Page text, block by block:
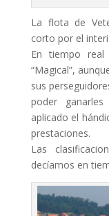
La flota de
corto por el
En tiempo
“Magical”,
sus
poder
aplicado el
prestaciones.
Las
decíamos en